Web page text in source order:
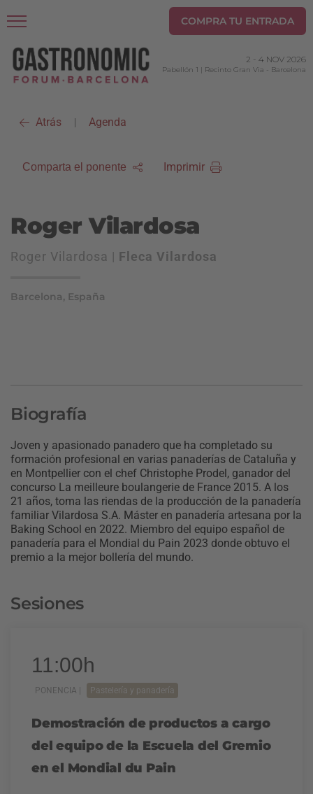
COMPRA TU ENTRADA
2 - 4 NOV 2026
Pabellón 1 | Recinto Gran Via - Barcelona
Atrás | Agenda
Comparta el ponente Imprimir
Roger Vilardosa
Roger Vilardosa | Fleca Vilardosa
Barcelona, España
Biografía
Joven y apasionado panadero que ha completado su
formación profesional en varias panaderías de Cataluña y
en Montpellier con el chef Christophe Prodel, ganador del
concurso La meilleure boulangerie de France 2015. A los
21 años, toma las riendas de la producción de la panadería
familiar Vilardosa S.A. Máster en panadería artesana por la
Baking School en 2022. Miembro del equipo español de
panadería para el Mondial du Pain 2023 donde obtuvo el
premio a la mejor bollería del mundo.
Sesiones
11:00h
PONENCIA | Pastelería y panadería
Demostración de productos a cargo
del equipo de la Escuela del Gremio
en el Mondial du Pain